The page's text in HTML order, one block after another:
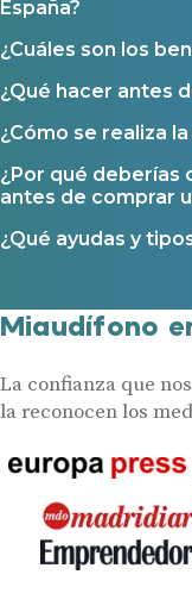
España?
¿Cuáles son los
¿Qué hacer antes
¿Cómo se realiza
¿Por qué deberías
antes de comprar
¿Qué ayudas y
Miaudífono
La confianza que
la reconocen los